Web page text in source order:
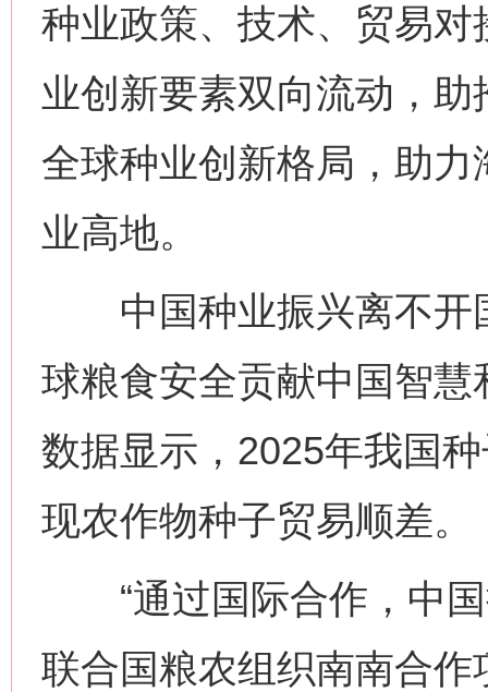
种业政策、技术、贸易
业创新要素双向流动，
全球种业创新格局，助
业高地。
中国种业振兴离不开
球粮食安全贡献中国智
数据显示，2025年我国
现农作物种子贸易顺差。
“通过国际合作，中国
联合国粮农组织南南合